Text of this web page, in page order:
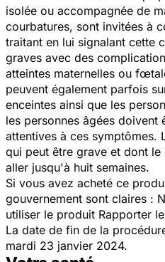
isolée ou accompagnée de
courbatures, sont invitées à
traitant en lui signalant cette
graves avec des
atteintes maternelles ou
peuvent également parfois
enceintes ainsi que les
les personnes âgées doivent
attentives à ces symptômes.
qui peut être grave et dont
aller jusqu'à huit semaines.
Si vous avez acheté ce
gouvernement sont claires :
utiliser le produit Rapporter
La date de fin de la
mardi 23 janvier 2024.